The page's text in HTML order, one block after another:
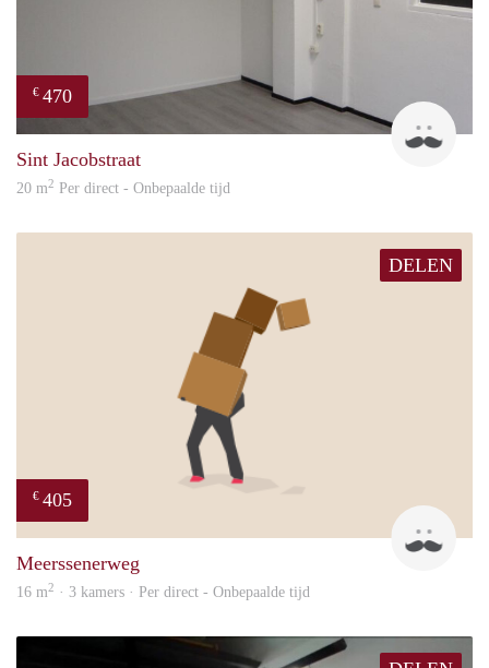
€ 470
Sint Jacobstraat
20 m2 Per direct - Onbepaalde tijd
DELEN
€ 405
Meerssenerweg
16 m2 · 3 kamers · Per direct - Onbepaalde tijd